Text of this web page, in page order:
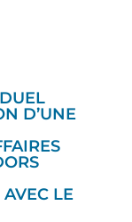
D’UNE
LE